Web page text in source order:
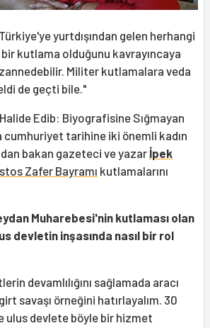
yurtdışından gelen herhangi
bir kutlama olduğunu kavrayıncaya
Militer kutlamalara veda
de geçti bile."
Edib: Biyografisine Sığmayan
cumhuriyet tarihine iki önemli kadın
bakan gazeteci ve yazar İpek
Zafer Bayramı kutlamalarını
Muharebesi'nin kutlaması olan
devletin inşasında nasıl bir rol
devamlılığını sağlamada aracı
savaşı örneğini hatırlayalım. 30
ulus devlete böyle bir hizmet